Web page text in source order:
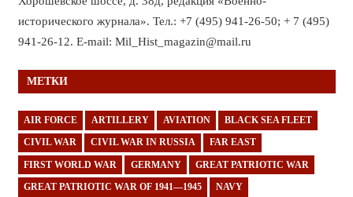
исторического журнала». Тел.: +7 (495) 941-26-50; + 7 (495)
941-26-12. E-mail: Mil_Hist_magazin@mail.ru
МЕТКИ
AIR FORCE ARTILLERY AVIATION BLACK SEA FLEET
CIVIL WAR CIVIL WAR IN RUSSIA FAR EAST
FIRST WORLD WAR GERMANY GREAT PATRIOTIC WAR
GREAT PATRIOTIC WAR OF 1941—1945 NAVY